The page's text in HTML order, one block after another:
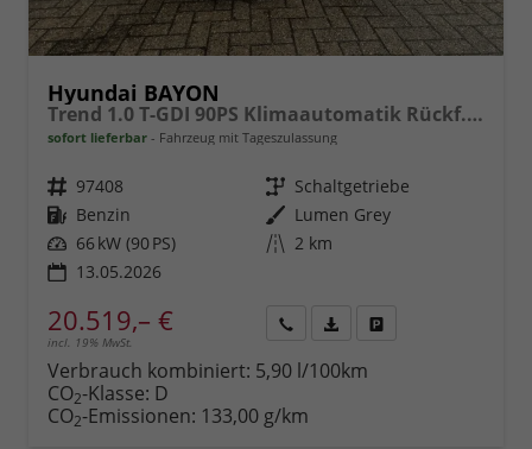
Hyundai BAYON
Trend 1.0 T-GDI 90PS Klimaautomatik Rückf.Kamera Parksensoren Sitzheizung Lenkradheizung Bluetooth Touchscreen Tempomat Apple CarPlay + Android Auto 16"LM
sofort lieferbar Fahrzeug mit Tageszulassung
Fahrzeugnr. 97408 Getriebe Schaltgetriebe
Kraftstoff Benzin Außenfarbe Lumen Grey
Leistung 66 kW (90 PS) Kilometerstand 2 km
13.05.2026
20.519,– €
incl. 19% MwSt.
anfordern
Datei,
Verbrauch kombiniert: 5,90 l/100km
CO2-Klasse: D
CO2-Emissionen: 133,00 g/km